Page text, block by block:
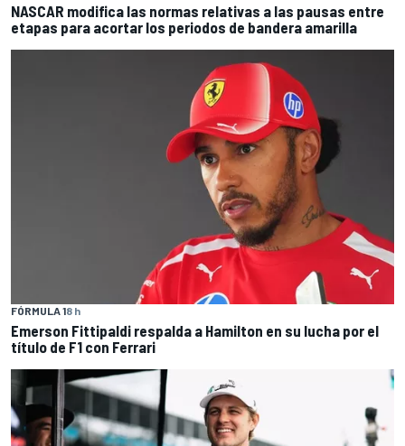
NASCAR modifica las normas relativas a las pausas entre
etapas para acortar los periodos de bandera amarilla
FÓRMULA 18 h
Emerson Fittipaldi respalda a Hamilton en su lucha por el
título de F1 con Ferrari